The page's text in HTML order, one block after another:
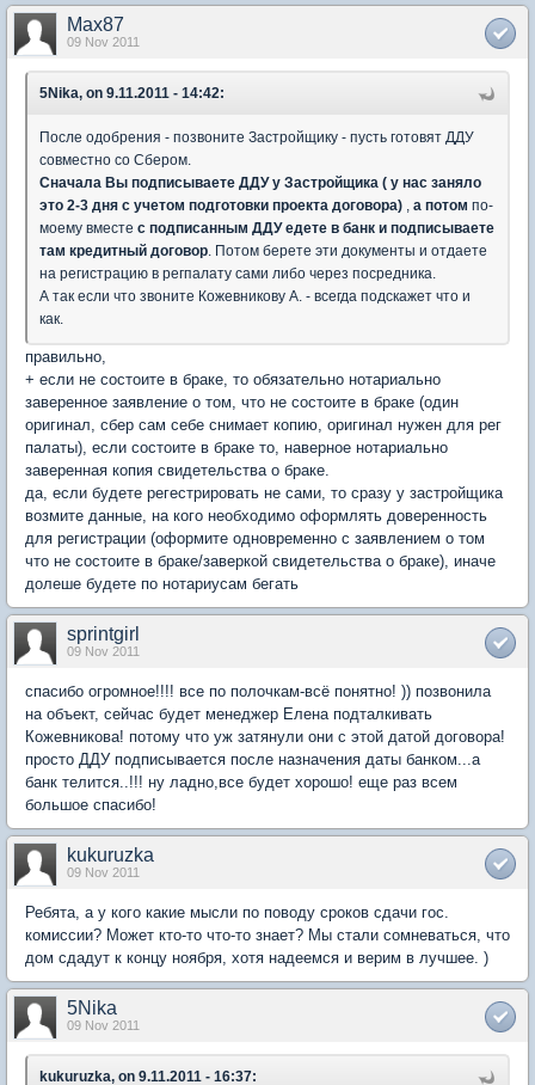
Max87
09 Nov 2011
5Nika, on 9.11.2011 - 14:42:
После одобрения - позвоните Застройщику - пусть готовят ДДУ
совместно со Сбером.
Сначала Вы подписываете ДДУ у Застройщика ( у нас заняло
это 2-3 дня с учетом подготовки проекта договора) , а потом по-
моему вместе с подписанным ДДУ едете в банк и подписываете
там кредитный договор. Потом берете эти документы и отдаете
на регистрацию в регпалату сами либо через посредника.
А так если что звоните Кожевникову А. - всегда подскажет что и
как.
правильно,
+ если не состоите в браке, то обязательно нотариально
заверенное заявление о том, что не состоите в браке (один
оригинал, сбер сам себе снимает копию, оригинал нужен для рег
палаты), если состоите в браке то, наверное нотариально
заверенная копия свидетельства о браке.
да, если будете регестрировать не сами, то сразу у застройщика
возмите данные, на кого необходимо оформлять доверенность
для регистрации (оформите одновременно с заявлением о том
что не состоите в браке/заверкой свидетельства о браке), иначе
долеше будете по нотариусам бегать
sprintgirl
09 Nov 2011
спасибо огромное!!!! все по полочкам-всё понятно! )) позвонила
на объект, сейчас будет менеджер Елена подталкивать
Кожевникова! потому что уж затянули они с этой датой договора!
просто ДДУ подписывается после назначения даты банком...а
банк телится..!!! ну ладно,все будет хорошо! еще раз всем
большое спасибо!
kukuruzka
09 Nov 2011
Ребята, а у кого какие мысли по поводу сроков сдачи гос.
комиссии? Может кто-то что-то знает? Мы стали сомневаться, что
дом сдадут к концу ноября, хотя надеемся и верим в лучшее. )
5Nika
09 Nov 2011
kukuruzka, on 9.11.2011 - 16:37: